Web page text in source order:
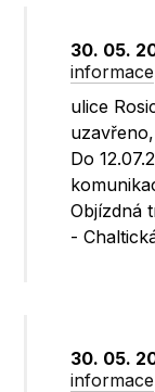
30. 05.
informace
ulice
Do
Objízdná
-
30. 05.
informace